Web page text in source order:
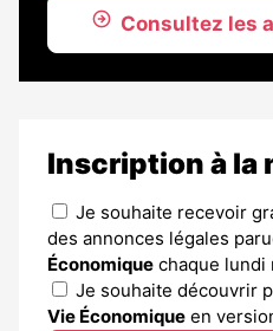
Consultez les
Inscription à la
Je souhaite recevoir
des annonces légales
Économique chaque lundi
Je souhaite découvrir
Vie Économique en